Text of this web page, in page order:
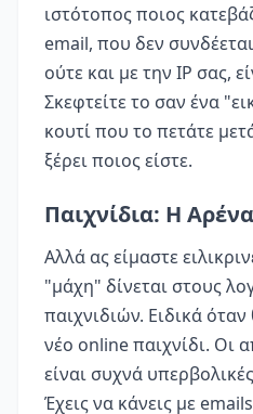
ιστότοπος ποιος
email, που δεν
ούτε και με την IP σας,
Σκεφτείτε το σαν ένα
κουτί που το πετάτε
ξέρει ποιος είστε.
Παιχνίδια: Η
Αλλά ας είμαστε
"μάχη" δίνεται στους
παιχνιδιών. Ειδικά
νέο online παιχνίδι. Οι
είναι συχνά
Έχεις να κάνεις με